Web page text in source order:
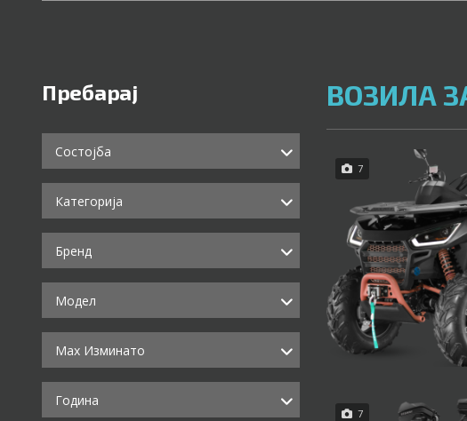
Пребарај
Состојба
Категорија
Бренд
Модел
Max Изминато
Година
ВОЗИЛА
7
7